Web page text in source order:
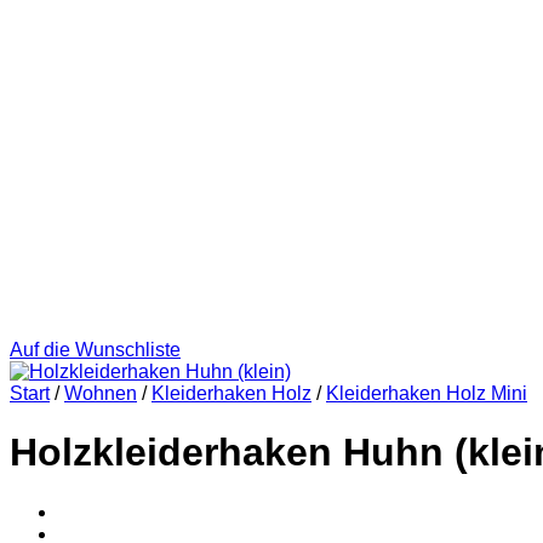
Auf die Wunschliste
Start / Wohnen / Kleiderhaken Holz / Kleiderhaken Holz Mini
Holzkleiderhaken Huhn